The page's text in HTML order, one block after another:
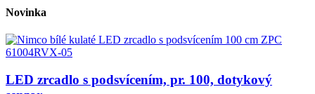
Novinka
LED zrcadlo s podsvícením, pr. 100, dotykový